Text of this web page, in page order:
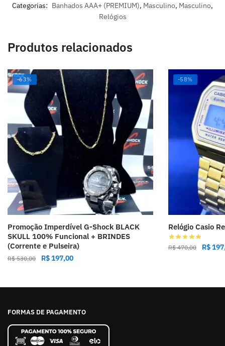
Categorias: Banhados AAA+ (PREMIUM), Masculino, Masculino,
Relógios
Produtos relacionados
-63%
Promoção Imperdível G-Shock BLACK
SKULL 100% Funcional + BRINDES
(Corrente e Pulseira)
R$530,00 R$197,00
-58%
Relógio Casio
R$470,00 R$
FORMAS DE PAGAMENTO